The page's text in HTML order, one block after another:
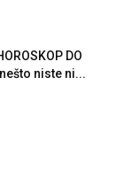
DO
niste ni...